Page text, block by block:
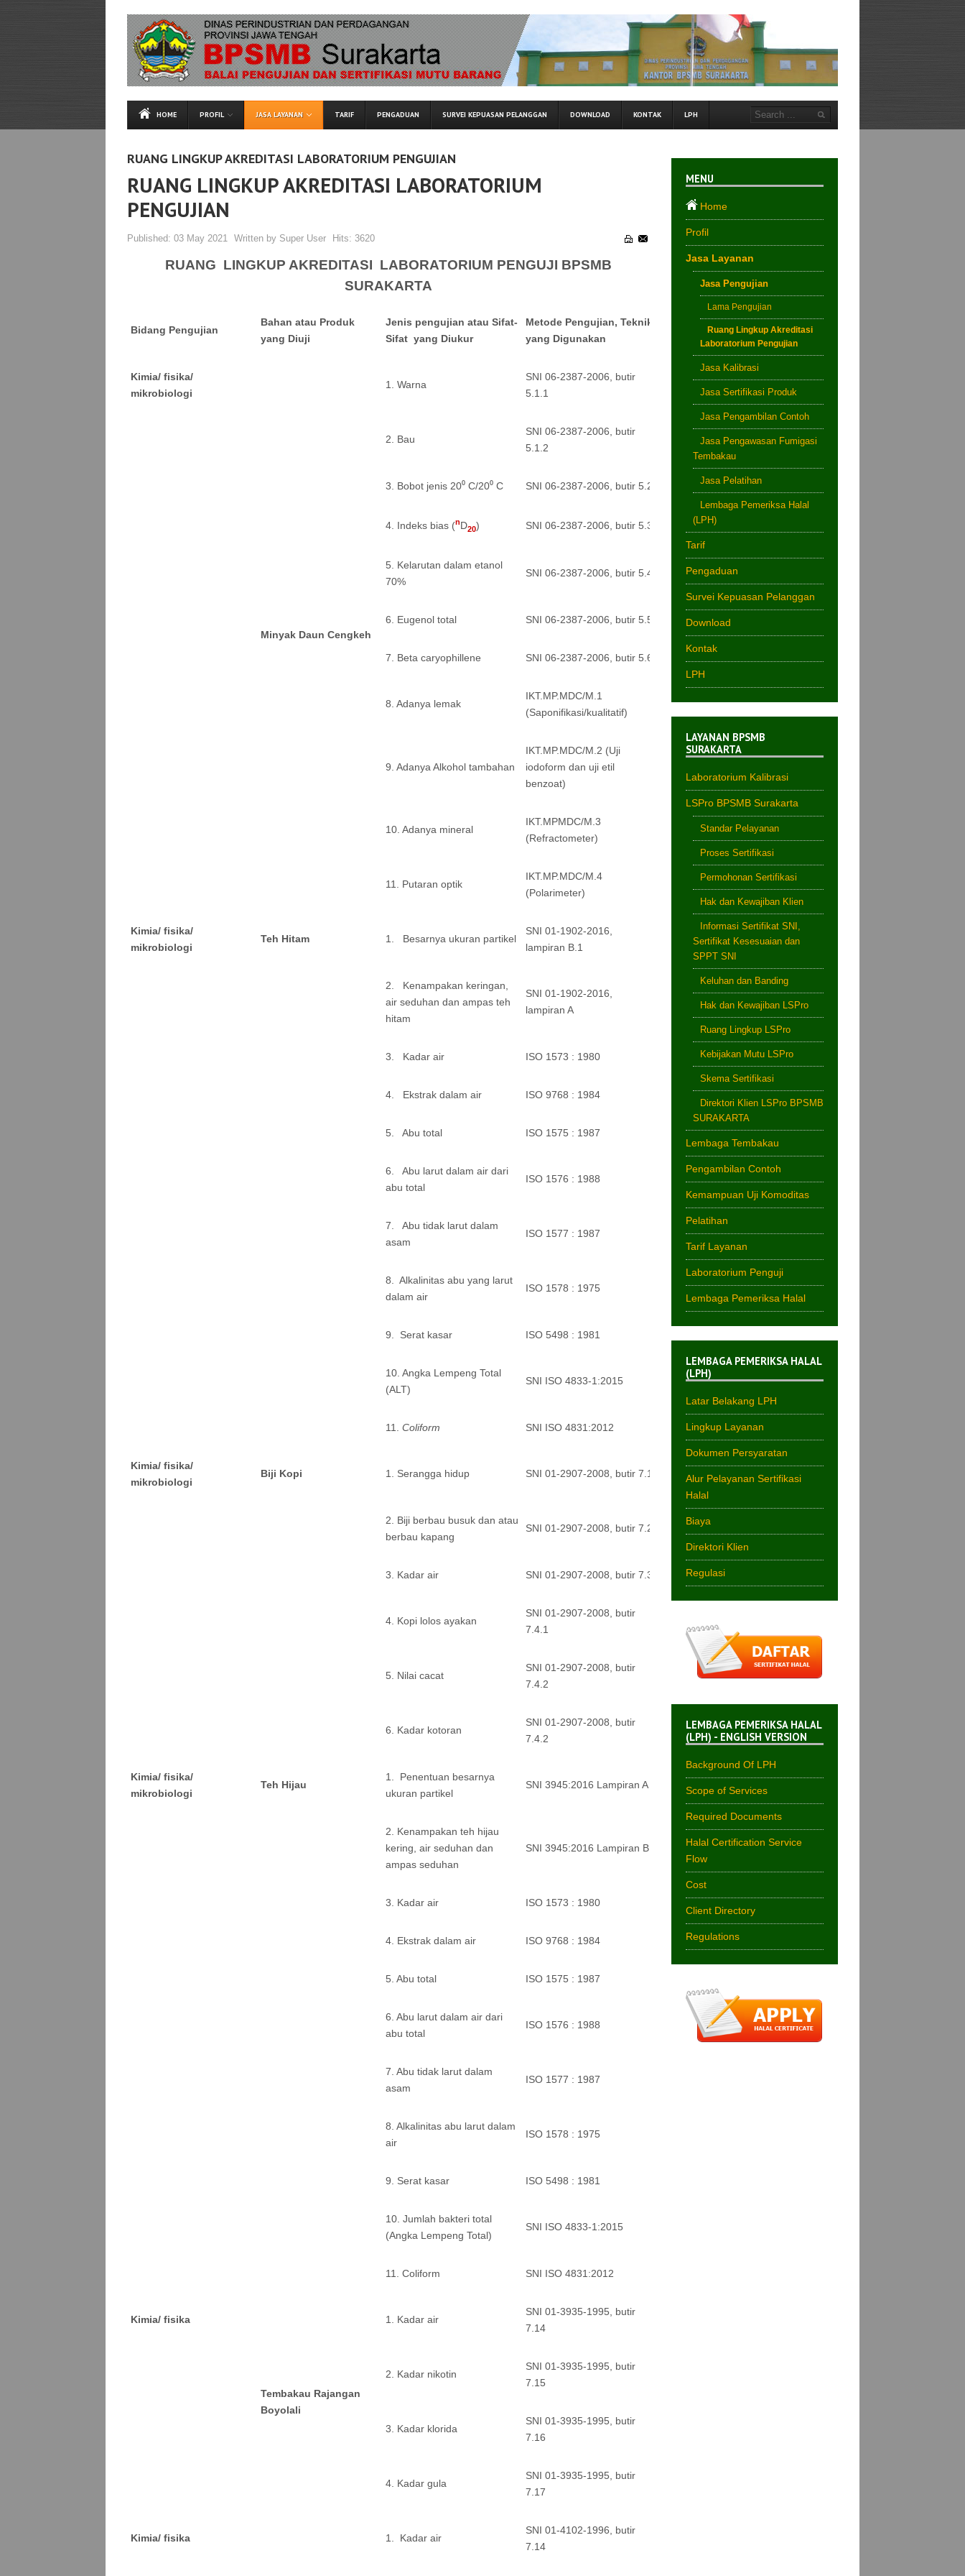
HOME PROFIL JASA LAYANAN TARIF PENGADUAN SURVEI KEPUASAN PELANGGAN DOWNLOAD KONTAK LPH
RUANG LINGKUP AKREDITASI LABORATORIUM PENGUJIAN
RUANG LINGKUP AKREDITASI LABORATORIUM
PENGUJIAN
Published: 03 May 2021 Written by Super User Hits: 3620
RUANG LINGKUP AKREDITASI LABORATORIUM PENGUJI BPSMB
SURAKARTA
Bidang Pengujian
Bahan atau Produk
yang Diuji
Jenis pengujian atau Sifat-
Sifat yang Diukur
Metode Pengujian, Teknik
yang Digunakan
Kimia/ fisika/
mikrobiologi
Minyak Daun Cengkeh
1. Warna
SNI 06-2387-2006, butir
5.1.1
2. Bau
SNI 06-2387-2006, butir
5.1.2
3. Bobot jenis 20⁰ C/20⁰ C SNI 06-2387-2006, butir 5.2
4. Indeks bias (nD20) SNI 06-2387-2006, butir 5.3
5. Kelarutan dalam etanol
70%
SNI 06-2387-2006, butir 5.4
6. Eugenol total SNI 06-2387-2006, butir 5.5
7. Beta caryophillene SNI 06-2387-2006, butir 5.6
8. Adanya lemak
IKT.MP.MDC/M.1
(Saponifikasi/kualitatif)
9. Adanya Alkohol tambahan
IKT.MP.MDC/M.2 (Uji
iodoform dan uji etil
benzoat)
10. Adanya mineral
IKT.MPMDC/M.3
(Refractometer)
11. Putaran optik
IKT.MP.MDC/M.4
(Polarimeter)
Kimia/ fisika/
mikrobiologi
Teh Hitam 1. Besarnya ukuran partikel
SNI 01-1902-2016,
lampiran B.1
2. Kenampakan keringan,
air seduhan dan ampas teh
hitam
SNI 01-1902-2016,
lampiran A
3. Kadar air ISO 1573 : 1980
4. Ekstrak dalam air ISO 9768 : 1984
5. Abu total ISO 1575 : 1987
6. Abu larut dalam air dari
abu total
ISO 1576 : 1988
7. Abu tidak larut dalam
asam
ISO 1577 : 1987
8. Alkalinitas abu yang larut
dalam air
ISO 1578 : 1975
9. Serat kasar ISO 5498 : 1981
10. Angka Lempeng Total
(ALT)
SNI ISO 4833-1:2015
11. Coliform SNI ISO 4831:2012
Kimia/ fisika/
mikrobiologi
Biji Kopi 1. Serangga hidup SNI 01-2907-2008, butir 7.1
2. Biji berbau busuk dan atau
berbau kapang
SNI 01-2907-2008, butir 7.2
3. Kadar air SNI 01-2907-2008, butir 7.3
4. Kopi lolos ayakan
SNI 01-2907-2008, butir
7.4.1
5. Nilai cacat
SNI 01-2907-2008, butir
7.4.2
6. Kadar kotoran
SNI 01-2907-2008, butir
7.4.2
Kimia/ fisika/
mikrobiologi
Teh Hijau
1. Penentuan besarnya
ukuran partikel
SNI 3945:2016 Lampiran A
2. Kenampakan teh hijau
kering, air seduhan dan
ampas seduhan
SNI 3945:2016 Lampiran B
3. Kadar air ISO 1573 : 1980
4. Ekstrak dalam air ISO 9768 : 1984
5. Abu total ISO 1575 : 1987
6. Abu larut dalam air dari
abu total
ISO 1576 : 1988
7. Abu tidak larut dalam
asam
ISO 1577 : 1987
8. Alkalinitas abu larut dalam
air
ISO 1578 : 1975
9. Serat kasar ISO 5498 : 1981
10. Jumlah bakteri total
(Angka Lempeng Total)
SNI ISO 4833-1:2015
11. Coliform SNI ISO 4831:2012
Kimia/ fisika
Tembakau Rajangan
Boyolali
1. Kadar air
SNI 01-3935-1995, butir
7.14
2. Kadar nikotin
SNI 01-3935-1995, butir
7.15
3. Kadar klorida
SNI 01-3935-1995, butir
7.16
4. Kadar gula
SNI 01-3935-1995, butir
7.17
Kimia/ fisika 1. Kadar air
SNI 01-4102-1996, butir
7.14
MENU
Home
Profil
Jasa Layanan
Jasa Pengujian
Lama Pengujian
Ruang Lingkup Akreditasi
Laboratorium Pengujian
Jasa Kalibrasi
Jasa Sertifikasi Produk
Jasa Pengambilan Contoh
Jasa Pengawasan Fumigasi
Tembakau
Jasa Pelatihan
Lembaga Pemeriksa Halal
(LPH)
Tarif
Pengaduan
Survei Kepuasan Pelanggan
Download
Kontak
LPH
LAYANAN BPSMB
SURAKARTA
Laboratorium Kalibrasi
LSPro BPSMB Surakarta
Standar Pelayanan
Proses Sertifikasi
Permohonan Sertifikasi
Hak dan Kewajiban Klien
Informasi Sertifikat SNI,
Sertifikat Kesesuaian dan
SPPT SNI
Keluhan dan Banding
Hak dan Kewajiban LSPro
Ruang Lingkup LSPro
Kebijakan Mutu LSPro
Skema Sertifikasi
Direktori Klien LSPro BPSMB
SURAKARTA
Lembaga Tembakau
Pengambilan Contoh
Kemampuan Uji Komoditas
Pelatihan
Tarif Layanan
Laboratorium Penguji
Lembaga Pemeriksa Halal
LEMBAGA PEMERIKSA HALAL
(LPH)
Latar Belakang LPH
Lingkup Layanan
Dokumen Persyaratan
Alur Pelayanan Sertifikasi
Halal
Biaya
Direktori Klien
Regulasi
LEMBAGA PEMERIKSA HALAL
(LPH) - ENGLISH VERSION
Background Of LPH
Scope of Services
Required Documents
Halal Certification Service
Flow
Cost
Client Directory
Regulations